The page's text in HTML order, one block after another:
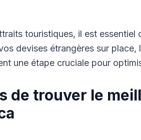
touristiques, il est
devises étrangères sur
une étape cruciale pour
de trouver le